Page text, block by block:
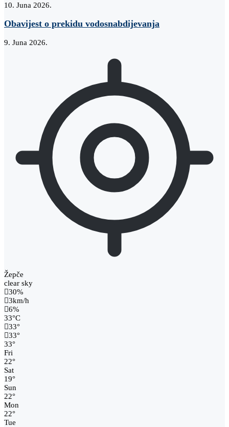
10. Juna 2026.
Obavijest o prekidu vodosnabdijevanja
9. Juna 2026.
Žepče
clear sky
30%
3km/h
6%
33°C
33°
33°
33°
Fri
22°
Sat
19°
Sun
22°
Mon
22°
Tue